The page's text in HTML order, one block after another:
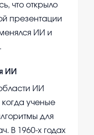
что открыло
презентации
ИИ и
ИИ
ИИ
когда ученые
для
В 1960-х годах